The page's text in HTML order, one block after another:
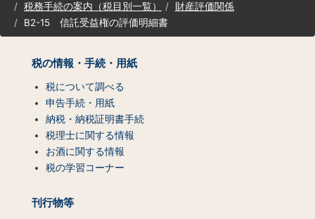
プ
税務手続の案内（税目別一覧）
財産評価関係
B2-15 信託受益権の評価明細書
税の情報・手続・用紙
税について調べる
申告手続・用紙
納税・納税証明書手続
税理士に関する情報
お酒に関する情報
税の学習コーナー
刊行物等